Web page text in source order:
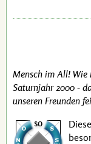
Mensch im All! Wie
Saturnjahr 2000 -
unseren Freunden